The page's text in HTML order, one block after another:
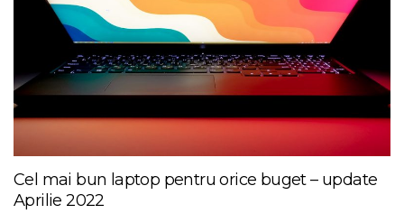
Cel mai bun laptop pentru orice buget – update
Aprilie 2022